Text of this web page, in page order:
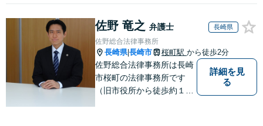
佐野 竜之 弁護士 長崎県
佐野総合法律事務所
長崎県|長崎市 桜町駅 から徒歩2分
佐野総合法律事務所は長崎
市桜町の法律事務所です
（旧市役所から徒歩約１
詳細を見
る